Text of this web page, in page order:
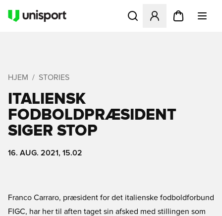
Åbner en Modal til at
HJEM STORIES
ITALIENSK
FODBOLDPRÆSIDENT
SIGER STOP
16. AUG. 2021, 15.02
Franco Carraro, præsident for det italienske fodboldforbund
FIGC, har her til aften taget sin afsked med stillingen som